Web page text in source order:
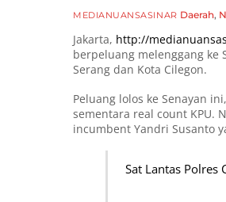
MEDIANUANSASINAR Daerah,
Jakarta, http://
berpeluang melenggang ke
Serang dan Kota Cilegon.
Peluang lolos ke Senayan
sementara real count KPU.
incumbent Yandri Susanto
Sat Lantas Polres